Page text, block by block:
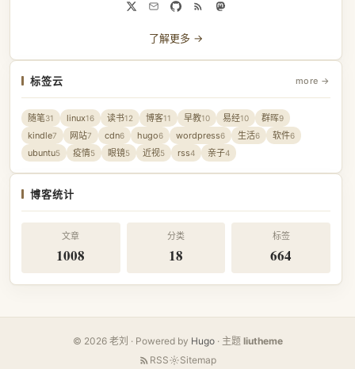
了解更多 →
标签云 more →
随笔31 linux16 读书12 博客11 早教10 易经10 群晖9
kindle7 网站7 cdn6 hugo6 wordpress6 生活6 软件6
ubuntu5 疫情5 眼镜5 近视5 rss4 亲子4
博客统计
文章
1008
分类
18
标签
664
© 2026 老刘 · Powered by Hugo· 主题 liutheme
RSS
Sitemap